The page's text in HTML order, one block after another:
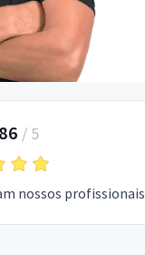
/ 5
nossos profissionais